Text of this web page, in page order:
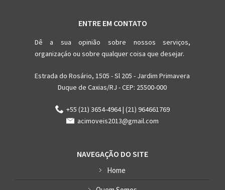
ENTRE EM CONTATO
Dê a sua opinião sobre nossos serviços,
organizaçáo ou sobre qualquer coisa que desejar.
Estrada do Rosário, 1505 - Sl 205 - Jardim Primavera
Duque de Caxias/RJ - CEP: 25500-000
+55 (21) 3654-4964 | (21) 964661769
acimoveis2013@gmail.com
NAVEGAÇÃO DO SITE
Home